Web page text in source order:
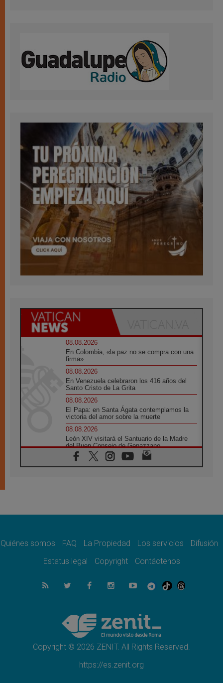
08.08.2026
En Colombia, «la paz no se compra con una
firma»
08.08.2026
En Venezuela celebraron los 416 años del
Santo Cristo de La Grita
08.08.2026
El Papa: en Santa Ágata contemplamos la
victoria del amor sobre la muerte
08.08.2026
León XIV visitará el Santuario de la Madre
del Buen Consejo de Genazzano
07.08.2026
Filipinas: el Vicariato Apostólico de Calapán
07.08.2026
07.08.2026
muertos en 300 días
Tagle: La guerra desfigura el mundo, solo la
revelación de Dios lo transfigura
Presentada la Trienal de Arte de las
Universidades Católicas: «Exercises in
Empathy»
Quiénes somos FAQ La Propiedad Los servicios
Difusión
Estatus legal
Copyright Contáctenos
Copyright © 2026 ZENIT. All Rights Reserved.
https://es.zenit.org